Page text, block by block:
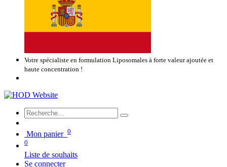
Votre spécialiste en formulation Liposomales à forte valeur ajoutée et
haute concentration !
Mon panier 0
0
Liste de souhaits
Se connecter